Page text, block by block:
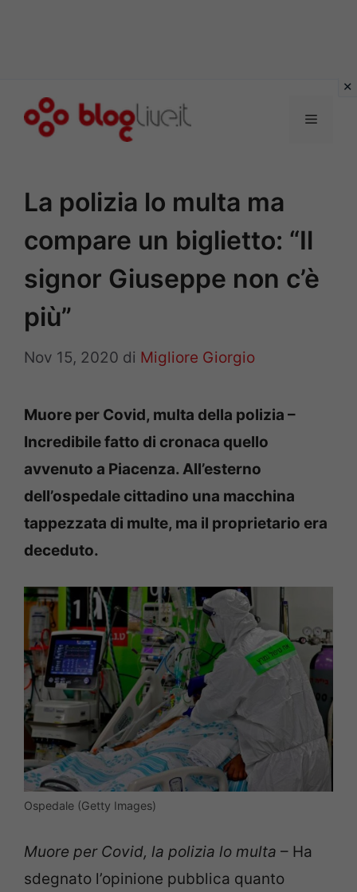
Menu
La polizia lo multa ma
compare un biglietto: “Il
signor Giuseppe non c’è
più”
Nov 15, 2020 di Migliore Giorgio
Muore per Covid, multa della polizia –
Incredibile fatto di cronaca quello
avvenuto a Piacenza. All’esterno
dell’ospedale cittadino una macchina
tappezzata di multe, ma il proprietario era
deceduto.
Ospedale (Getty Images)
Muore per Covid, la polizia lo multa – Ha
sdegnato l’opinione pubblica quanto